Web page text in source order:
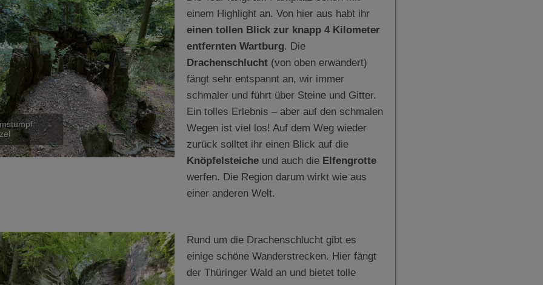
einem Highlight an. Von hier aus habt ihr
einen tollen Blick zur knapp 4 Kilometer
entfernten Wartburg. Die
Drachenschlucht (von oben erwandert)
fängt sehr entspannt an, wir immer
schmaler und führt über Steine und Gitter.
Ein tolles Erlebnis – aber auf den schmalen
Wegen ist viel los! Auf dem Weg wieder
zurück solltet ihr einen Blick auf die
Knöpfelsteiche und auch die Elfengrotte
werfen. Die Region darum wirkt wie aus
einer anderen Welt.
Rund um die Drachenschlucht gibt es
einige schöne Wanderstrecken. Hier fängt
der Thüringer Wald an und bietet tolle